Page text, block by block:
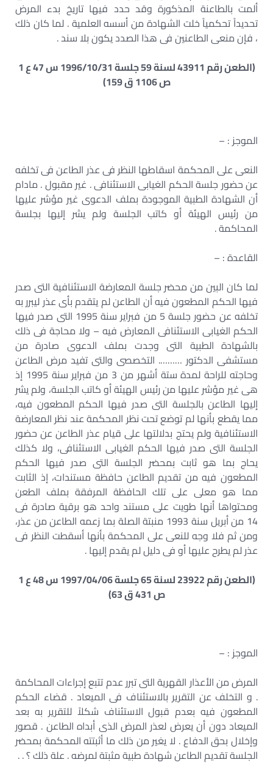
ألمت بالطاعنة المذكورة وقد حدد فيها تاريخ بدء المرض
تحديداً تحكمياً خلت الشهادة من أسسه العلمية . لما كان ذلك
، فإن منعى الطاعنين فى هذا الصدد يكون بلا سند .
(الطعن رقم 43911 لسنة 59 جلسة 1996/10/31 س 47 ع 1
ص 1106 ق 159)
الموجز : –
النعى على المحكمة اسقاطها النظر فى عذر الطاعن فى تخلفه
عن حضور جلسة الحكم الغيابى الاستئنافى . غير مقبول . مادام
أن الشهادة الطبية الموجودة بملف الدعوى غير مؤشر عليها
من رئيس الهيئة أو كاتب الجلسة ولم يشر إليها بجلسة
المحاكمة .
القاعدة : –
لما كان البين من محضر جلسة المعارضة الاستئنافية التى صدر
فيها الحكم المطعون فيه أن الطاعن لم يتقدم بأى عذر ليبرر به
تخلفه عن حضور جلسة 5 من فبراير سنة 1995 التى صدر فيها
الحكم الغيابى الاستئنافى المعارض فيه – ولا محاجة فى ذلك
بالشهادة الطبية التى وجدت بملف الدعوى صادرة من
مستشفى الدكتور ………. التخصصى والتى تفيد مرض الطاعن
وحاجته للراحة لمدة ستة أشهر من 3 من فبراير سنة 1995 إذ
هى غير مؤشر عليها من رئيس الهيئة أو كاتب الجلسة، ولم يشر
إليها الطاعن بالجلسة التى صدر فيها الحكم المطعون فيه،
مما يقطع بأنها لم توضع تحت نظر المحكمة عند نظر المعارضة
الاستئنافية ولم يحتج بدلالتها على قيام عذر الطاعن عن حضور
الجلسة التى صدر فيها الحكم الغيابى الاستئنافى، ولا كذلك
يحاج بما هو ثابت بمحضر الجلسة التى صدر فيها الحكم
المطعون فيه من تقديم الطاعن حافظة مستندات، إذ الثابت
مما هو معلى على تلك الحافظة المرفقة بملف الطعن
ومحتواها أنها طويت على مستند واحد هو برقية صادرة فى
14 من أبريل سنة 1993 منبتة الصلة بما زعمه الطاعن من عذر،
ومن ثم فلا وجه للنعى على المحكمة بأنها أسقطت النظر فى
عذر لم يطرح عليها أو فى دليل لم يقدم إليها .
(الطعن رقم 23922 لسنة 65 جلسة 1997/04/06 س 48 ع 1
ص 431 ق 63)
الموجز : –
المرض من الأعذار القهرية التى تبرر عدم تتبع إجراءات المحاكمة
. و التخلف عن التقرير بالاستئناف فى الميعاد . قضاء الحكم
المطعون فيه بعدم قبول الاستئناف شكلاً للتقرير به بعد
الميعاد دون أن يعرض لعذر المرض الذى أبداه الطاعن . قصور
وإخلال بحق الدفاع . لا يغير من ذلك ما أثبتته المحكمة بمحضر
الجلسة تقديم الطاعن شهادة طبية مثبتة لمرضه . علة ذلك ؟ . .